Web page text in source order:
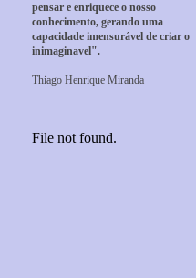
pensar e enriquece o nosso
conhecimento, gerando uma
capacidade imensurável de criar o
inimaginavel".
Thiago Henrique Miranda